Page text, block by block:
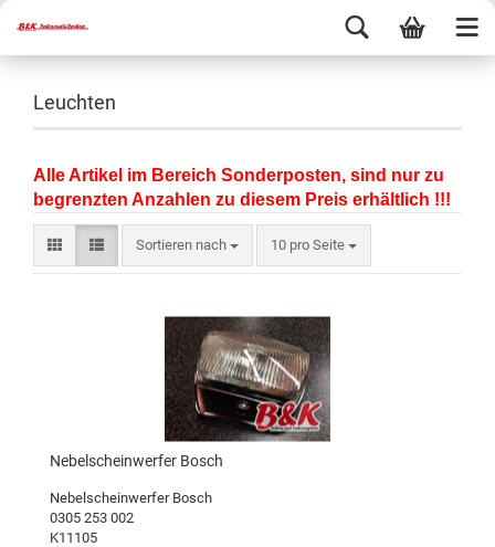
Leuchten
Alle Artikel im Bereich Sonderposten, sind nur zu
begrenzten Anzahlen zu diesem Preis erhältlich !!!
Sortieren nach 10 pro Seite
Nebelscheinwerfer Bosch
Nebelscheinwerfer Bosch
0305 253 002
K11105